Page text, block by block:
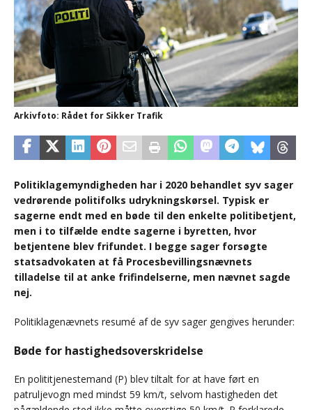
Arkivfoto: Rådet for Sikker Trafik
Politiklagemyndigheden har i 2020 behandlet syv sager
vedrørende politifolks udrykningskørsel. Typisk er
sagerne endt med en bøde til den enkelte politibetjent,
men i to tilfælde endte sagerne i byretten, hvor
betjentene blev frifundet. I begge sager forsøgte
statsadvokaten at få Procesbevillingsnævnets
tilladelse til at anke frifindelserne, men nævnet sagde
nej.
Politiklagenævnets resumé af de syv sager gengives herunder:
Bøde for hastighedsoverskridelse
En polititjenestemand (P) blev tiltalt for at have ført en
patruljevogn med mindst 59 km/t, selvom hastigheden det